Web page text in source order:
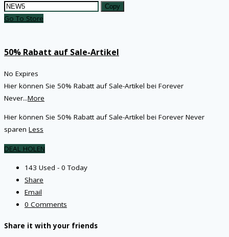
Copy
Go To Store
50% Rabatt auf Sale-Artikel
No Expires
Hier können Sie 50% Rabatt auf Sale-Artikel bei Forever
Never...More
Hier können Sie 50% Rabatt auf Sale-Artikel bei Forever Never
sparen Less
DEAL HOLEN
143 Used - 0 Today
Share
Email
0 Comments
Share it with your friends